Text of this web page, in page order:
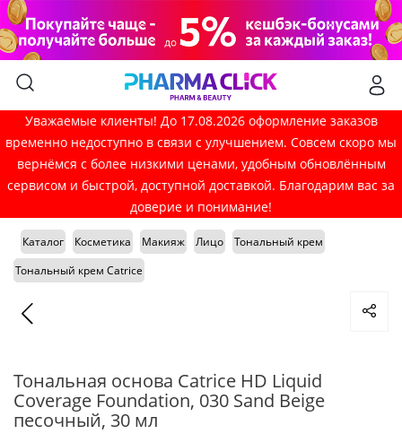
Уважаемые клиенты! До 17.08.2026 оформление заказов
временно недоступно в связи с улучшением. Совсем скоро мы
вернёмся с более низкими ценами, удобным обновлённым
сервисом и быстрой, доступной доставкой. Благодарим вас за
доверие и понимание!
Каталог Косметика Макияж Лицо
Тональный крем
Тональный крем Catrice
Тональная основа Catrice HD Liquid
Coverage Foundation, 030 Sand Beige
песочный, 30 мл